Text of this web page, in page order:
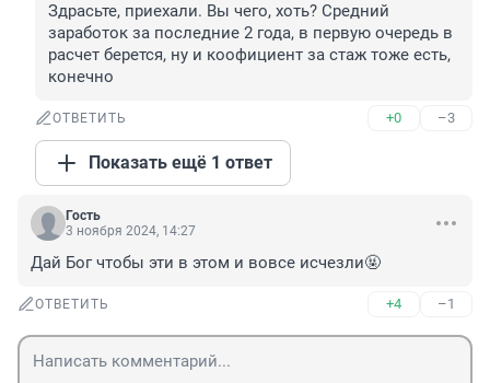
Здрасьте, приехали. Вы чего, хоть? Средний
заработок за последние 2 года, в первую очередь в
расчет берется, ну и коофициент за стаж тоже есть,
конечно
ОТВЕТИТЬ +0 –3
Показать ещё 1 ответ
Гость
3 ноября 2024, 14:27
Дай Бог чтобы эти в этом и вовсе исчезли🤬
ОТВЕТИТЬ +4 –1